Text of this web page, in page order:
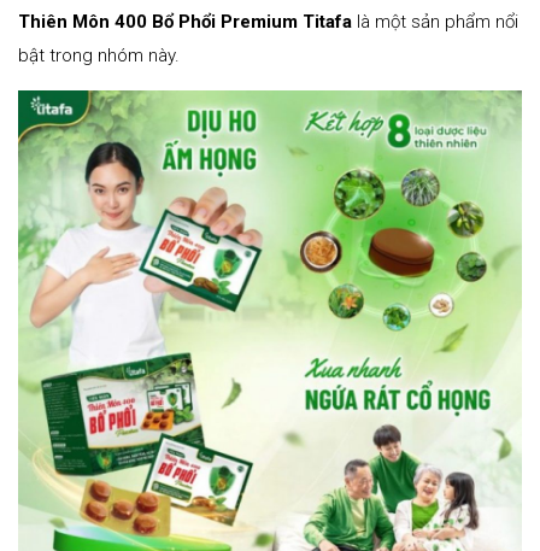
Thiên Môn 400 Bổ Phổi Premium Titafa là một sản phẩm nổi
bật trong nhóm này.